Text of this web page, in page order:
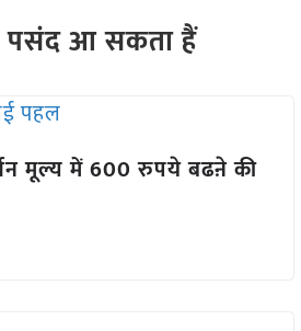
पसंद आ सकता हैं
मूल्य में 600 रुपये बढऩे की